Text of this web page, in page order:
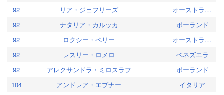
92
リア・ジェフリーズ
オーストラリア
92
ナタリア・カルッカ
ポーランド
92
ロクシー・ペリー
オーストラリア
92
レスリー・ロメロ
ベネズエラ
92
アレクサンドラ・ミロスラフ
ポーランド
104
アンドレア・エブナー
イタリア